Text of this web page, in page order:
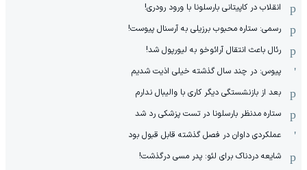
انقلاب در کاپیتانی بارسلونا با ورود رودری!
رسمی: ستاره محبوب برزیلی به آرسنال پیوست!
رئال باعث انتقال آرائوخو به لیورپول شد!
پیوس: در چند سال گذشته خیلی اذیت شدیم
بعد از بازنشستگی دیگر کاری با والیبال ندارم
ستاره مدنظر بارسلونا در تست پزشکی رد شد
عملکردی داوان در فصل گذشته قابل قبول بود
شایعه دردناک برای لئو: پدر مسی درگذشت!